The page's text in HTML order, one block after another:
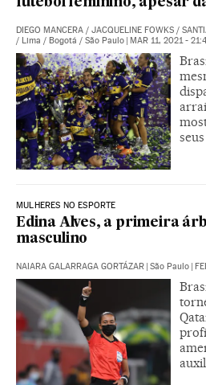
futebol feminino, apesar
DIEGO MANCERA / JACQUELINE FOWKS /
/ Lima / Bogotá / São Paulo
MAR 11, 2021 -
MULHERES NO ESPORTE
Edina Alves, a primeira
masculino
NAIARA GALARRAGA GORTÁZAR | São Paulo |